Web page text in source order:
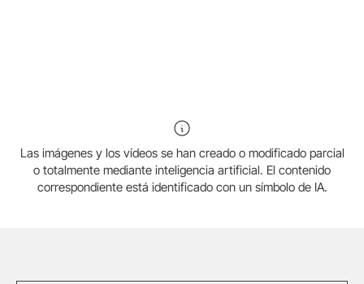
Las imágenes y los vídeos se han creado o modificado parcial
o totalmente mediante inteligencia artificial. El contenido
correspondiente está identificado con un símbolo de IA.